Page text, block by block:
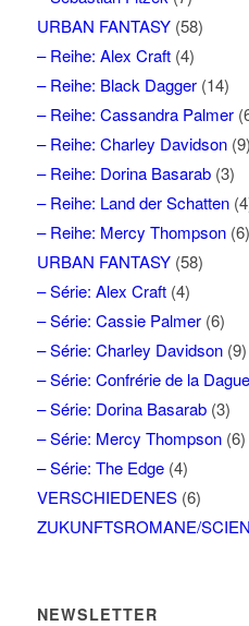
URBAN FANTASY(58)
– Reihe: Alex Craft(4)
– Reihe: Black Dagger(14)
– Reihe: Cassandra Palmer
– Reihe: Charley Davidson(9)
– Reihe: Dorina Basarab(3)
– Reihe: Land der Schatten
– Reihe: Mercy Thompson(6)
URBAN FANTASY(58)
– Série: Alex Craft(4)
– Série: Cassie Palmer(6)
– Série: Charley Davidson(9)
– Série: Confrérie de la
– Série: Dorina Basarab(3)
– Série: Mercy Thompson(6)
– Série: The Edge(4)
VERSCHIEDENES(6)
ZUKUNFTSROMANE/
NEWSLETTER